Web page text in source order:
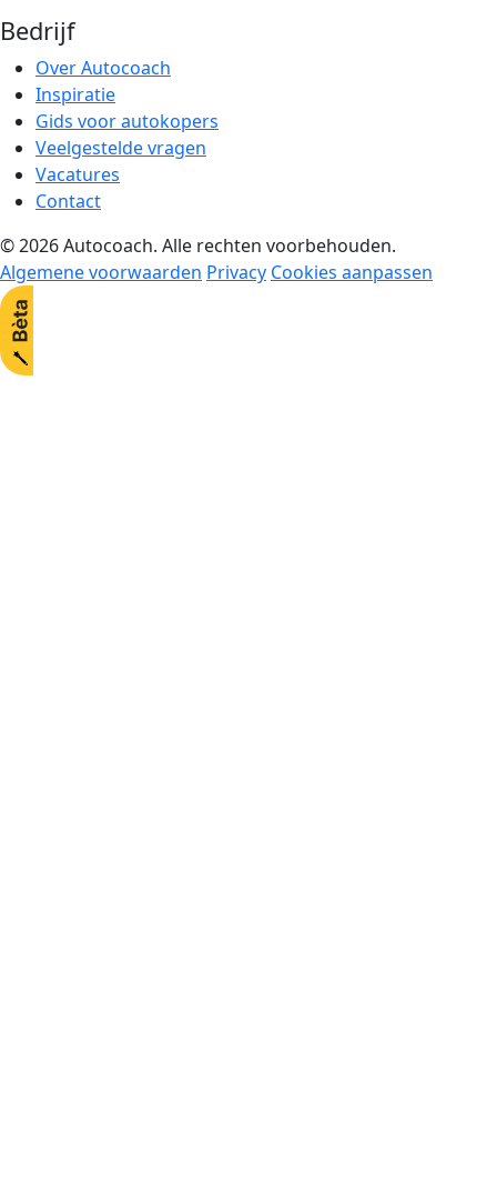
Bedrijf
Over Autocoach
Inspiratie
Gids voor autokopers
Veelgestelde vragen
Vacatures
Contact
© 2026 Autocoach. Alle rechten voorbehouden.
Algemene voorwaarden Privacy Cookies aanpassen